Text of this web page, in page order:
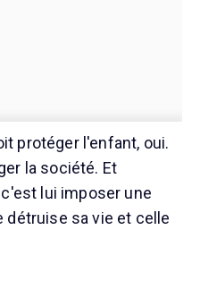
protéger l'enfant, oui.
la société. Et
lui imposer une
détruise sa vie et celle